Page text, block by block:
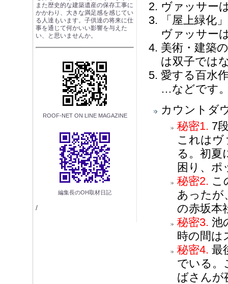
ヴァッサー
「屋上緑化
ヴァッサー
美術・建築
は双子では
愛する百水
…などです
カウントダ
秘密1. 7
これはヴ
る。初夏
困り、ポ
秘密2. こ
あったが
の赤坂本
秘密3. 池
時の間は
秘密4. 最
でいる。
ばさんが
また歴史的な建築遺産の保存工事に
かかわり、大きな満足感を感じてい
る人達もいます。子供達の将来に仕
事を通じて何かいい影響を与えた
い、と思いませんか。
ROOF-NET ON LINE MAGAZINE
編集長のOH取材日記
/